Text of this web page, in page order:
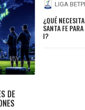
DE
LIGA
¿QUÉ
SANTA FE
I?